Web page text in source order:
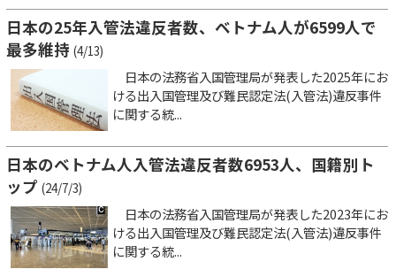
日本の25年入管法違反者数、ベトナム人が6599人で
最多維持 (4/13)
日本の法務省入国管理局が発表した2025年にお
ける出入国管理及び難民認定法(入管法)違反事件
に関する統...
日本のベトナム人入管法違反者数6953人、国籍別ト
ップ (24/7/3)
日本の法務省入国管理局が発表した2023年にお
ける出入国管理及び難民認定法(入管法)違反事件
に関する統...